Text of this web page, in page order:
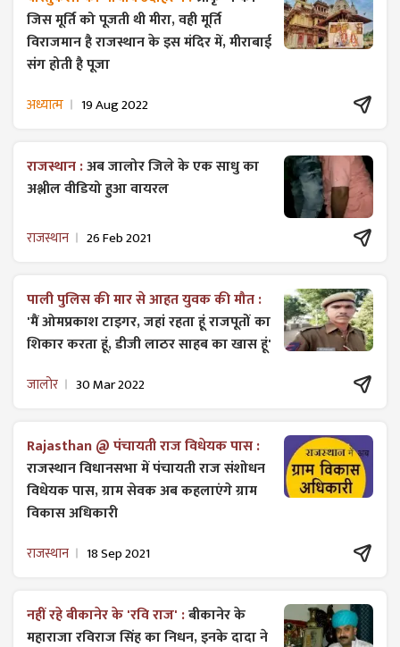
जिस मूर्ति को पूजती थी मीरा, वही मूर्ति
विराजमान है राजस्थान के इस मंदिर में, मीराबाई
संग होती है पूजा
अध्यात्म 19 Aug 2022
राजस्थान :अब जालोर जिले के एक साधु का
अश्लील वीडियो हुआ वायरल
राजस्थान 26 Feb 2021
पाली पुलिस की मार से आहत युवक की मौत :
'मैं ओमप्रकाश टाइगर, जहां रहता हूं राजपूतों का
शिकार करता हूं, डीजी लाठर साहब का खास हूं'
जालोर 30 Mar 2022
Rajasthan @ पंचायती राज विधेयक पास :
राजस्थान विधानसभा में पंचायती राज ​संशोधन
विधेयक पास, ग्राम सेवक अब कहलाएंगे ग्राम
विकास अधिकारी
राजस्थान 18 Sep 2021
नहीं रहे बीकानेर के 'रवि राज' :बीकानेर के
महाराजा रविराज सिंह का निधन, इनके दादा ने